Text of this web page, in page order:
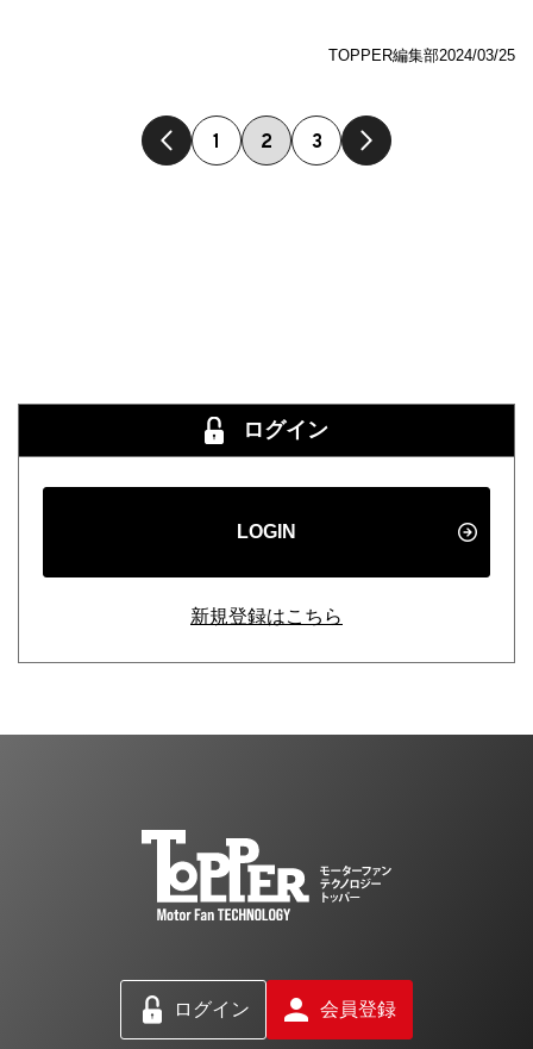
TOPPER編集部2024/03/25
1 2 3
ログイン
LOGIN
新規登録はこちら
ログイン 会員登録